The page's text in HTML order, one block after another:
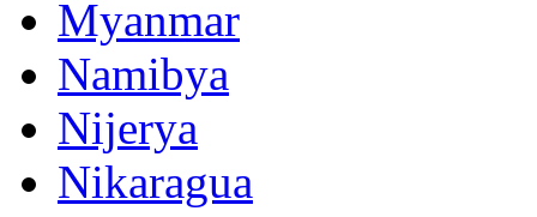
Myanmar
Namibya
Nijerya
Nikaragua